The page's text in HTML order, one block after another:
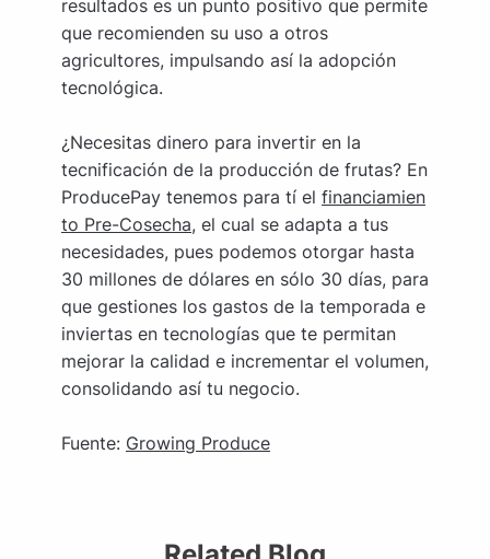
resultados es un punto positivo que permite
que recomienden su uso a otros
agricultores, impulsando así la adopción
tecnológica.
¿Necesitas dinero para invertir en la
tecnificación de la producción de frutas? En
ProducePay tenemos para tí el financiamien
to Pre-Cosecha, el cual se adapta a tus
necesidades, pues podemos otorgar hasta
30 millones de dólares en sólo 30 días, para
que gestiones los gastos de la temporada e
inviertas en tecnologías que te permitan
mejorar la calidad e incrementar el volumen,
consolidando así tu negocio.
Fuente: Growing Produce